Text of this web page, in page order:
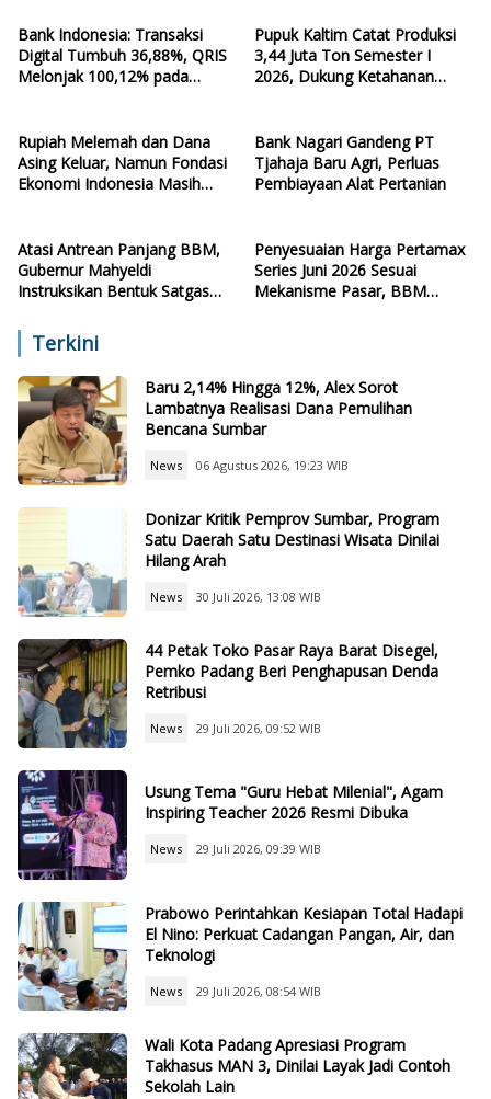
Bank Indonesia: Transaksi
Digital Tumbuh 36,88%, QRIS
Melonjak 100,12% pada
Pupuk Kaltim Catat Produksi
3,44 Juta Ton Semester I
2026, Dukung Ketahanan
Rupiah Melemah dan Dana
Asing Keluar, Namun Fondasi
Ekonomi Indonesia Masih
Bank Nagari Gandeng PT
Tjahaja Baru Agri, Perluas
Pembiayaan Alat Pertanian
Atasi Antrean Panjang BBM,
Gubernur Mahyeldi
Instruksikan Bentuk Satgas
Penyesuaian Harga Pertamax
Series Juni 2026 Sesuai
Mekanisme Pasar, BBM
Terkini
Baru 2,14% Hingga 12%, Alex Sorot
Lambatnya Realisasi Dana Pemulihan
Bencana Sumbar
News 06 Agustus 2026, 19:23 WIB
Donizar Kritik Pemprov Sumbar, Program
Satu Daerah Satu Destinasi Wisata Dinilai
Hilang Arah
News 30 Juli 2026, 13:08 WIB
44 Petak Toko Pasar Raya Barat Disegel,
Pemko Padang Beri Penghapusan Denda
Retribusi
News 29 Juli 2026, 09:52 WIB
Usung Tema "Guru Hebat Milenial", Agam
Inspiring Teacher 2026 Resmi Dibuka
News 29 Juli 2026, 09:39 WIB
Prabowo Perintahkan Kesiapan Total Hadapi
El Nino: Perkuat Cadangan Pangan, Air, dan
Teknologi
News 29 Juli 2026, 08:54 WIB
Wali Kota Padang Apresiasi Program
Takhasus MAN 3, Dinilai Layak Jadi Contoh
Sekolah Lain